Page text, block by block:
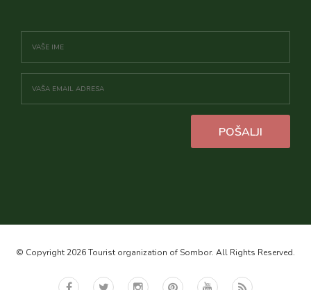
POŠALJI
© Copyright 2026 Tourist organization of Sombor. All Rights Reserved.